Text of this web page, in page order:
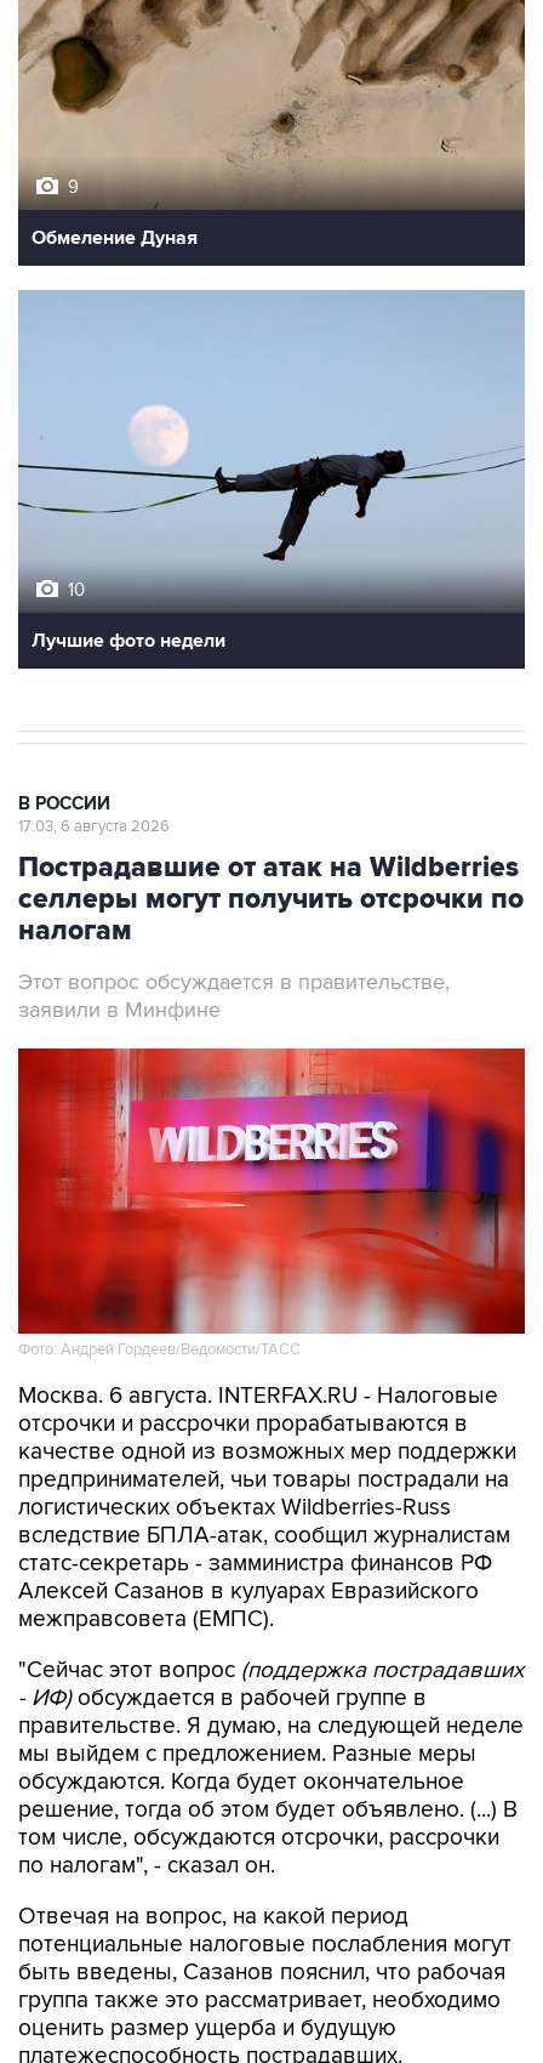
9
Обмеление Дуная
10
Лучшие фото недели
В РОССИИ
17:03, 6 августа 2026
Пострадавшие от атак на Wildberries
селлеры могут получить отсрочки по
налогам
Этот вопрос обсуждается в правительстве,
заявили в Минфине
Фото: Андрей Гордеев/Ведомости/ТАСС
Москва. 6 августа. INTERFAX.RU - Налоговые
отсрочки и рассрочки прорабатываются в
качестве одной из возможных мер поддержки
предпринимателей, чьи товары пострадали на
логистических объектах Wildberries-Russ
вследствие БПЛА-атак, сообщил журналистам
статс-секретарь - замминистра финансов РФ
Алексей Сазанов в кулуарах Евразийского
межправсовета (ЕМПС).
"Сейчас этот вопрос (поддержка пострадавших
- ИФ)обсуждается в рабочей группе в
правительстве. Я думаю, на следующей неделе
мы выйдем с предложением. Разные меры
обсуждаются. Когда будет окончательное
решение, тогда об этом будет объявлено. (...) В
том числе, обсуждаются отсрочки, рассрочки
по налогам", - сказал он.
Отвечая на вопрос, на какой период
потенциальные налоговые послабления могут
быть введены, Сазанов пояснил, что рабочая
группа также это рассматривает, необходимо
оценить размер ущерба и будущую
платежеспособность пострадавших.